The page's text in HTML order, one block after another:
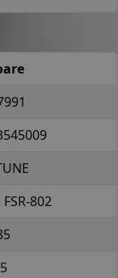
802